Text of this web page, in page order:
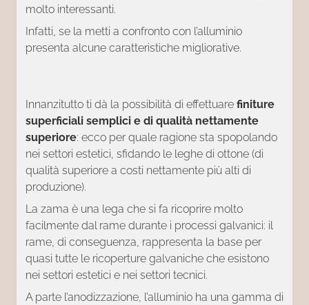
molto interessanti.
Infatti, se la metti a confronto con l’alluminio
presenta alcune caratteristiche migliorative.
Innanzitutto ti dà la possibilità di effettuare finiture
superficiali semplici e di qualità nettamente
superiore: ecco per quale ragione sta spopolando
nei settori estetici, sfidando le leghe di ottone (di
qualità superiore a costi nettamente più alti di
produzione).
La zama è una lega che si fa ricoprire molto
facilmente dal rame durante i processi galvanici: il
rame, di conseguenza, rappresenta la base per
quasi tutte le ricoperture galvaniche che esistono
nei settori estetici e nei settori tecnici.
A parte l’anodizzazione, l’alluminio ha una gamma di